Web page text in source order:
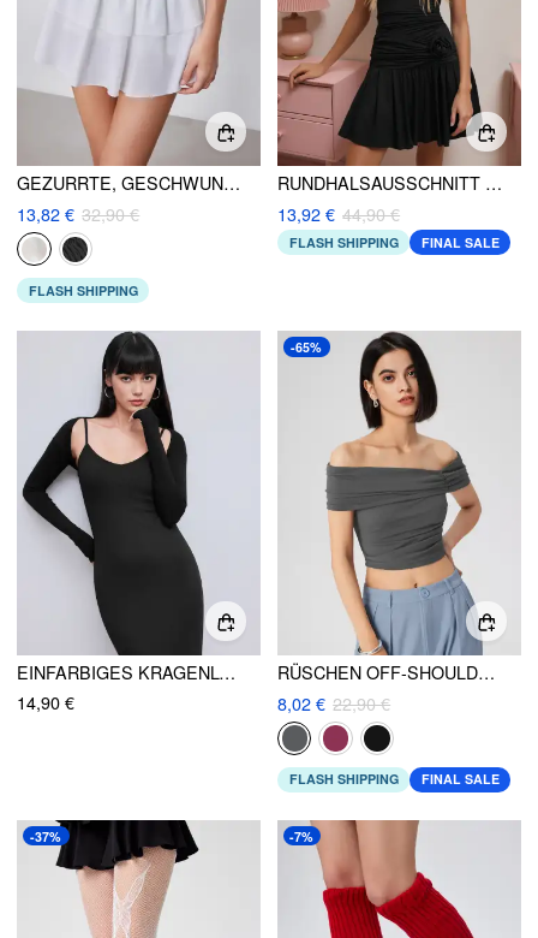
GEZURRTE, GESCHWUNGENE SKORT
13,82 € 32,90 €
FLASH SHIPPING
RUNDHALSAUSSCHNITT EINFARBIGES ROSETTEN-MINIKLEID
13,92 € 44,90 €
FLASH SHIPPING FINAL SALE
EINFARBIGES KRAGENLOSES LANGÄRMLIGES CROP SHRUG
14,90 €
-65%
RÜSCHEN OFF-SHOULDER KURZARM CROP TOP
8,02 € 22,90 €
FLASH SHIPPING FINAL SALE
-37% -7%